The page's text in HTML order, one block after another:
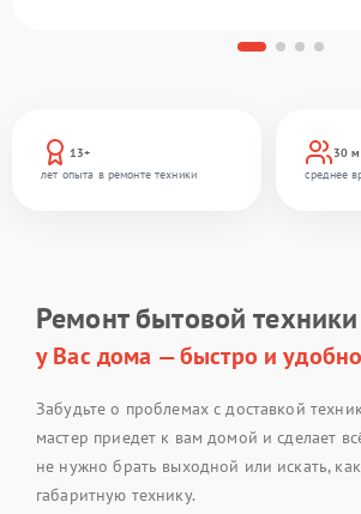
13+
лет опыта в ремонте техники
30
среднее
Ремонт бытовой техники
у Вас дома — быстро и удобно
Забудьте о проблемах с доставкой
мастер приедет к вам домой и сделает
не нужно брать выходной или искать,
габаритную технику.